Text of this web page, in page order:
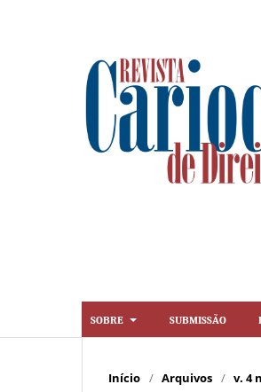
Sobre Submissão
Início / Arquivos / v. 4